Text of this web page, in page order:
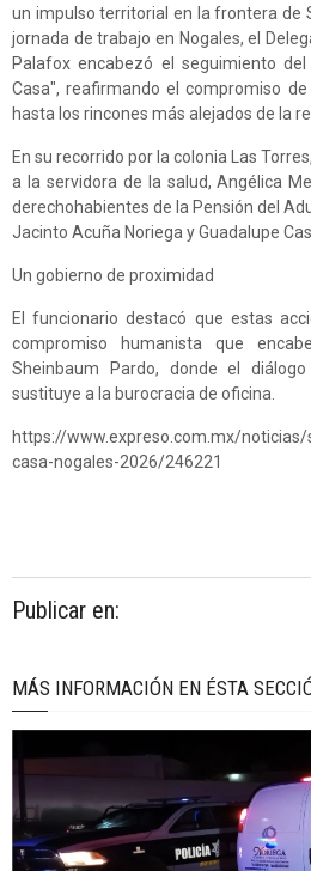
un impulso territorial en la frontera de
jornada de trabajo en Nogales, el
Palafox encabezó el seguimiento
Casa", reafirmando el compromiso
hasta los rincones más alejados de la
En su recorrido por la colonia Las
a la servidora de la salud, Angélica
derechohabientes de la Pensión del
Jacinto Acuña Noriega y Guadalupe
Un gobierno de proximidad
El funcionario destacó que estas
compromiso humanista que
Sheinbaum Pardo, donde el
sustituye a la burocracia de oficina.
https://www.expreso.com.mx/
casa-nogales-2026/246221
Publicar en:
MÁS INFORMACIÓN EN ÉSTA